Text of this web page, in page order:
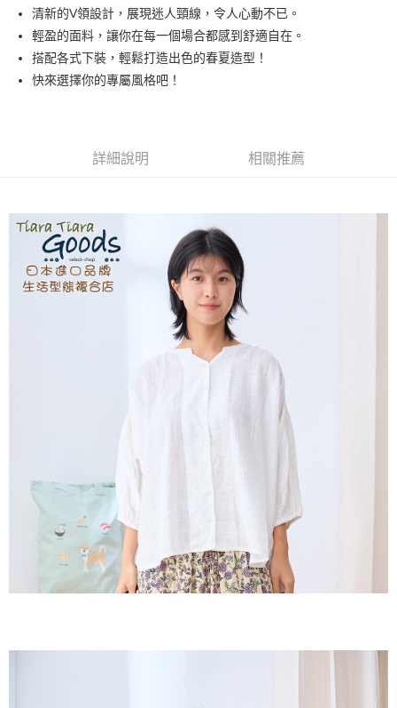
Google Pay
全盈+PAY
AFTEE先享後付
１．簡單：不需註冊會員、不需綁卡、不需儲值。
【「AFTEE先享後付」結帳流程】
１．於結帳方式選擇「AFTEE先享後付」後，將跳轉至「AFTEE先享後付」
結帳頁面，進行簡訊認證並確認金額後，即可完成結帳。
２．訂單成立數日內，您將收到繳費通知簡訊。
３．收到繳費通知簡訊後14天內，點擊此簡訊中的連結，可透過四大超商／
ATM／網路銀行／等多元方式進行付款，方視為交易完成。
※ 請注意：結帳手續完成當下不需立刻繳費，但若您需要取消訂單，請聯絡
購買商品的店家。未經商家同意取消之訂單仍視為有效，需透過AFTEE先享
※ 交易是否成功請以「AFTEE先享後付 」之結帳頁面顯示為準，若有關於
是否繳費成功／繳費後需取消欲退款等相關疑問，請聯繫「AFTEE先享後付
https://netprotections.freshdesk.com/support/home
易，需依本服務之必要範圍內提供個人資料，並將交易相關給付款項請求債
權轉讓予恩沛科技股份有限公司。
２．關於個人資料處理事宜，請瀏覽以下網址：
https://aftee.tw/terms/#terms3
３．未成年的使用者請事先徵得法定代理人或監護人之同意方可使用
「AFTEE先享後付」，若未經同意申辦者引起之損失，本公司不負相關責
４．使用「AFTEE先享後付」時，將依據個別帳號之用戶狀況，依本公司即
時審查核予不同之上限額度；若仍有額度不足之情形，本公司將視審查結果
每筆NT$60，滿NT$1,800(含以上)免運費
付款後全家取貨
每筆NT$60，滿NT$1,800(含以上)免運費
每筆NT$60，滿NT$2,000(含以上)免運費
黑貓宅急便(包裹尺寸90cm以下)
每筆NT$140，滿NT$2,000(含以上)免運費
清新的V領設計，展現迷人頸線，令人心動不已。
輕盈的面料，讓你在每一個場合都感到舒適自在。
搭配各式下裝，輕鬆打造出色的春夏造型！
快來選擇你的專屬風格吧！
詳細說明 相關推薦